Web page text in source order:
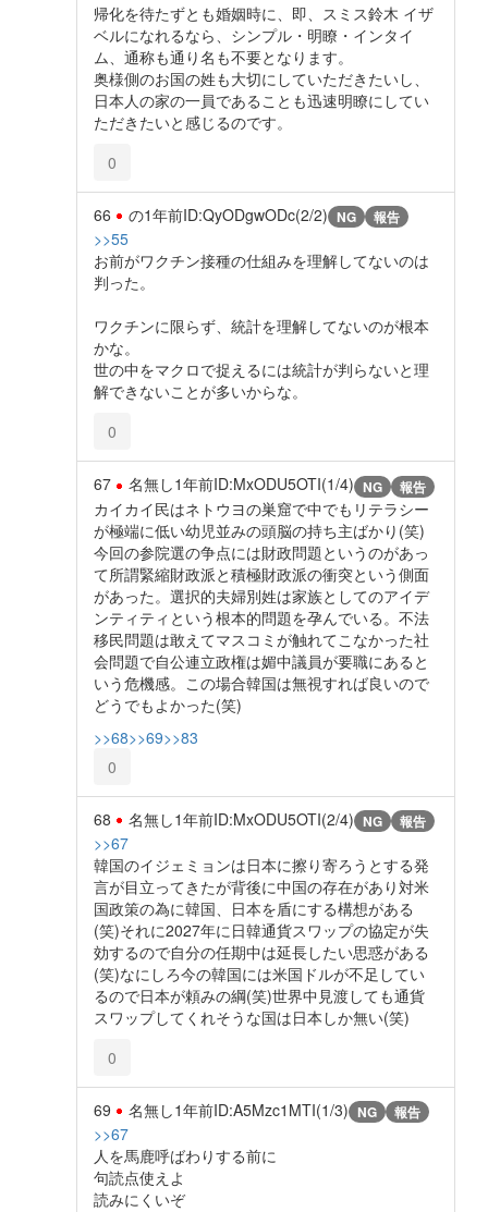
帰化を待たずとも婚姻時に、即、スミス鈴木 イザ
ベルになれるなら、シンプル・明瞭・インタイ
ム、通称も通り名も不要となります。
奥様側のお国の姓も大切にしていただきたいし、
日本人の家の一員であることも迅速明瞭にしてい
ただきたいと感じるのです。
0
66 の1年前ID:QyODgwODc(2/2) NG 報告
>>55
お前がワクチン接種の仕組みを理解してないのは
判った。
ワクチンに限らず、統計を理解してないのが根本
かな。
世の中をマクロで捉えるには統計が判らないと理
解できないことが多いからな。
0
67 名無し1年前ID:MxODU5OTI(1/4) NG 報告
カイカイ民はネトウヨの巣窟で中でもリテラシー
が極端に低い幼児並みの頭脳の持ち主ばかり(笑)
今回の参院選の争点には財政問題というのがあっ
て所謂緊縮財政派と積極財政派の衝突という側面
があった。選択的夫婦別姓は家族としてのアイデ
ンティティという根本的問題を孕んでいる。不法
移民問題は敢えてマスコミが触れてこなかった社
会問題で自公連立政権は媚中議員が要職にあると
いう危機感。この場合韓国は無視すれば良いので
どうでもよかった(笑)
>>68>>69>>83
0
68 名無し1年前ID:MxODU5OTI(2/4) NG 報告
>>67
韓国のイジェミョンは日本に擦り寄ろうとする発
言が目立ってきたが背後に中国の存在があり対米
国政策の為に韓国、日本を盾にする構想がある
(笑)それに2027年に日韓通貨スワップの協定が失
効するので自分の任期中は延長したい思惑がある
(笑)なにしろ今の韓国には米国ドルが不足してい
るので日本が頼みの綱(笑)世界中見渡しても通貨
スワップしてくれそうな国は日本しか無い(笑)
0
69 名無し1年前ID:A5Mzc1MTI(1/3) NG 報告
>>67
人を馬鹿呼ばわりする前に
句読点使えよ
読みにくいぞ